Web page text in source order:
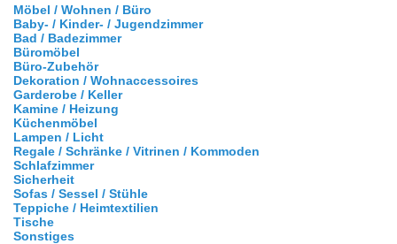
Möbel / Wohnen / Büro
Baby- / Kinder- / Jugendzimmer
Bad / Badezimmer
Büromöbel
Büro-Zubehör
Dekoration / Wohnaccessoires
Garderobe / Keller
Kamine / Heizung
Küchenmöbel
Lampen / Licht
Regale / Schränke / Vitrinen / Kommoden
Schlafzimmer
Sicherheit
Sofas / Sessel / Stühle
Teppiche / Heimtextilien
Tische
Sonstiges